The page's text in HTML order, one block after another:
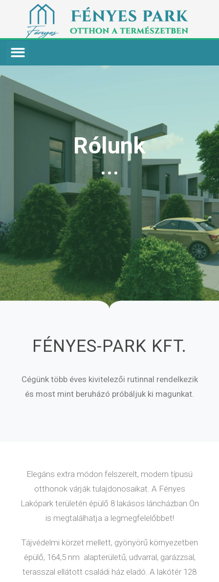
Rólunk
FÉNYES-PARK KFT.
Cégünk több éves kivitelezői rutinnal rendelkezik
és most mint beruházó próbáljuk ki magunkat.
Elegáns extra módon felszerelt, modern típusú
otthonok várják tulajdonosaikat. A Fényes
Lakópark területén épülő 8 lakásos láncházban Ön
is megtalálhatja a legmegfelelőbbet!
Tájvédelmi körzet mellett, gyönyörű környezetben
épülő, 164,5 nm alapterületű, udvarral, garázzsal,
terasszal ellátott családi ház eladó. A lakótér 128